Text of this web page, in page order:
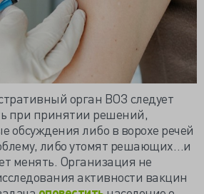
орган ВОЗ следует
при принятии решений,
обсуждения либо в ворохе речей
либо утомят решающих…и
менять. Организация не
активности вакцин